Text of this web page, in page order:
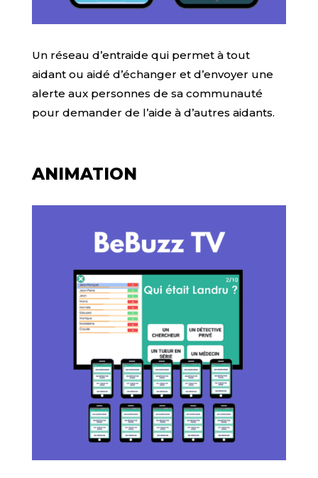
Un réseau d’entraide qui permet à tout
aidant ou aidé d’échanger et d’envoyer une
alerte aux personnes de sa communauté
pour demander de l’aide à d’autres aidants.
ANIMATION